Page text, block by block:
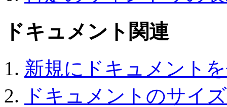
ドキュメント関連
新規にドキュメント
ドキュメントのサイ